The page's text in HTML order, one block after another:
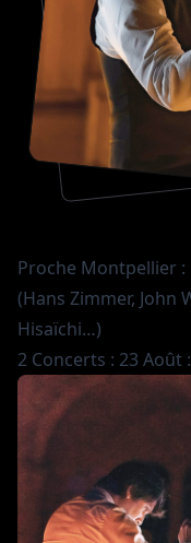
Proche Montpellier
(Hans Zimmer, John
Hisaïchi…)
2 Concerts : 23 Août